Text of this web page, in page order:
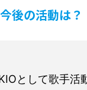
今後の活動は？
として歌手活